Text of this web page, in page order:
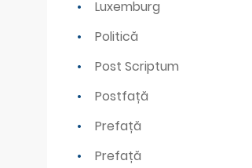
Luxemburg
Politică
Post Scriptum
Postfață
Prefață
Prefață